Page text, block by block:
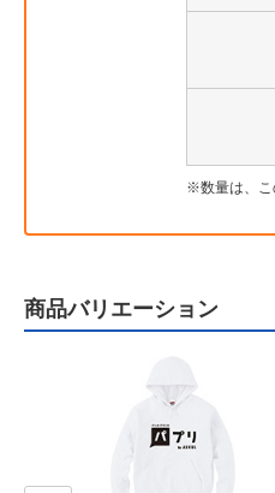
数量は、こ
商品バリエーション